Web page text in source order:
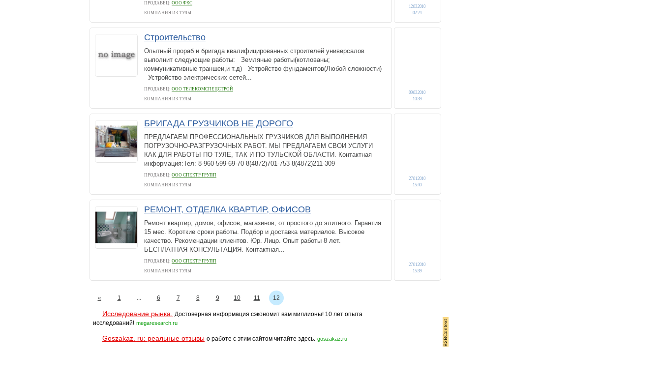
ПРОДАВЕЦ: ООО ФКС
КОМПАНИЯ ИЗ ТУЛЫ
12.03.2010
02:24
Строительство
Опытный прораб и бригада квалифицированных строителей универсалов
выполнит следующие работы: Земляные работы(котлованы;
коммуникативные траншеи,и т.д) Устройство фундаментов(Любой сложности)
Устройство электрических сетей...
ПРОДАВЕЦ: ООО ТЕЛЕКОМСПЕЦСТРОЙ
КОМПАНИЯ ИЗ ТУЛЫ
09.03.2010
10:39
БРИГАДА ГРУЗЧИКОВ НЕ ДОРОГО
ПРЕДЛАГАЕМ ПРОФЕССИОНАЛЬНЫХ ГРУЗЧИКОВ ДЛЯ ВЫПОЛНЕНИЯ
ПОГРУЗОЧНО-РАЗГРУЗОЧНЫХ РАБОТ. МЫ ПРЕДЛАГАЕМ СВОИ УСЛУГИ
КАК ДЛЯ РАБОТЫ ПО ТУЛЕ, ТАК И ПО ТУЛЬСКОЙ ОБЛАСТИ. Контактная
информация:Тел: 8-960-599-69-70 8(4872)701-753 8(4872)211-309
ПРОДАВЕЦ: ООО СПЕКТР ГРУПП
КОМПАНИЯ ИЗ ТУЛЫ
27.01.2010
15:40
РЕМОНТ, ОТДЕЛКА КВАРТИР, ОФИСОВ
Ремонт квартир, домов, офисов, магазинов, от простого до элитного. Гарантия
15 мес. Короткие сроки работы. Подбор и доставка материалов. Высокое
качество. Рекомендации клиентов. Юр. Лицо. Опыт работы 8 лет.
БЕСПЛАТНАЯ КОНСУЛЬТАЦИЯ. Контактная...
ПРОДАВЕЦ: ООО СПЕКТР ГРУПП
КОМПАНИЯ ИЗ ТУЛЫ
27.01.2010
15:39
« 1 ... 6 7 8 9 10 11 12
Исследование рынка.
Достоверная информация сэкономит вам миллионы! 10 лет опыта
исследований! megaresearch.ru
Goszakaz. ru: реальные отзывы о работе с этим сайтом читайте здесь. goszakaz.ru